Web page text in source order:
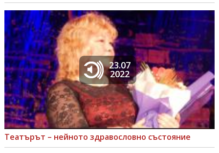
23.07
2022
Театърът – нейното здравословно състояние